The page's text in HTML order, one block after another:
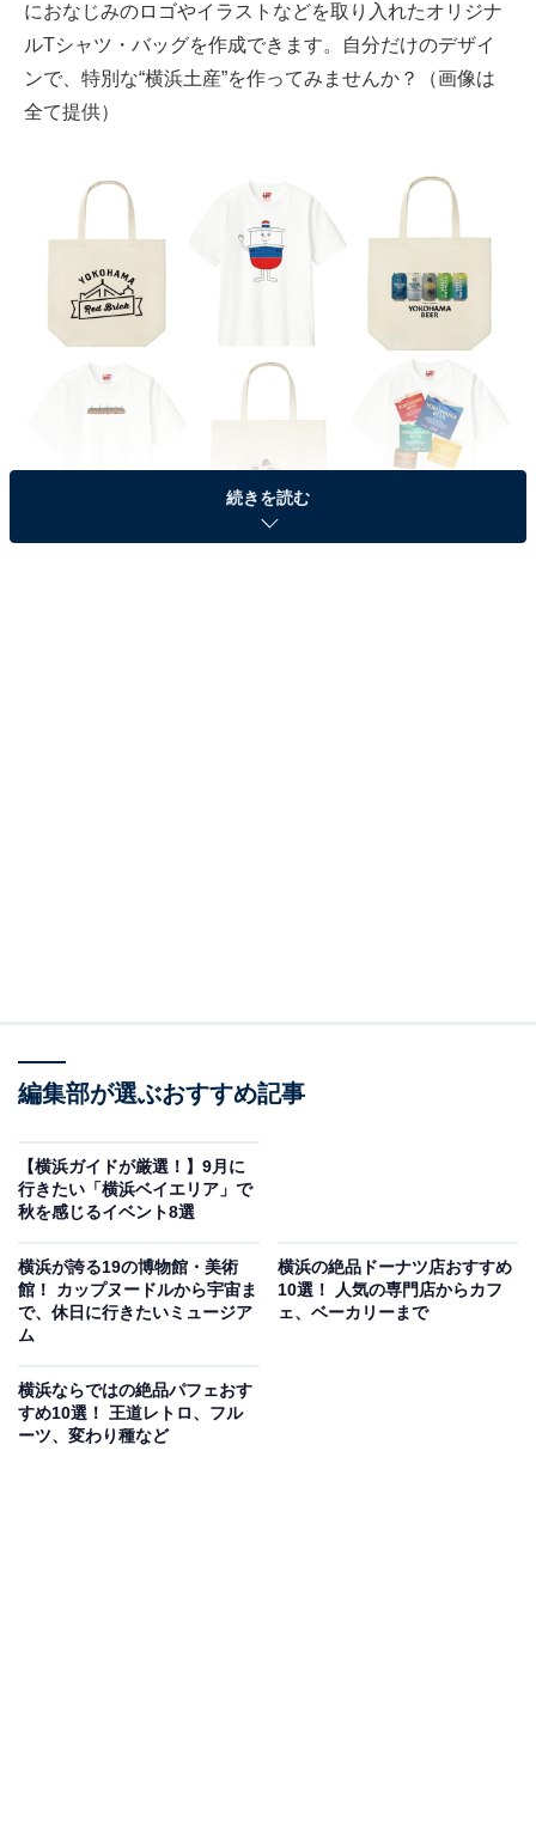
におなじみのロゴやイラストなどを取り入れたオリジナ
ルTシャツ・バッグを作成できます。自分だけのデザイ
ンで、特別な“横浜土産”を作ってみませんか？（画像は
全て提供）
UTme!（ユーティーミー）ロゴ
UTme!（ユーティーミー）
オンラインで提供しているオリジナルのTシャツやスウ
ェット、トートバッグなどを作成・販売できるサービス
です。
店舗ならその場でデザイン、印刷が可能。UTme!を店舗
でデザインを作成・選択して種類やサイズを選びます。
特定のユニクロのTシャツやトートバッグなどにプリン
続きを読む
編集部が選ぶおすすめ記事
【横浜ガイドが厳選！】9月に
行きたい「横浜ベイエリア」で
秋を感じるイベント8選
横浜が誇る19の博物館・美術
館！ カップヌードルから宇宙ま
で、休日に行きたいミュージア
ム
横浜の絶品ドーナツ店おすすめ
10選！ 人気の専門店からカフ
ェ、ベーカリーまで
横浜ならではの絶品パフェおす
すめ10選！ 王道レトロ、フル
ーツ、変わり種など